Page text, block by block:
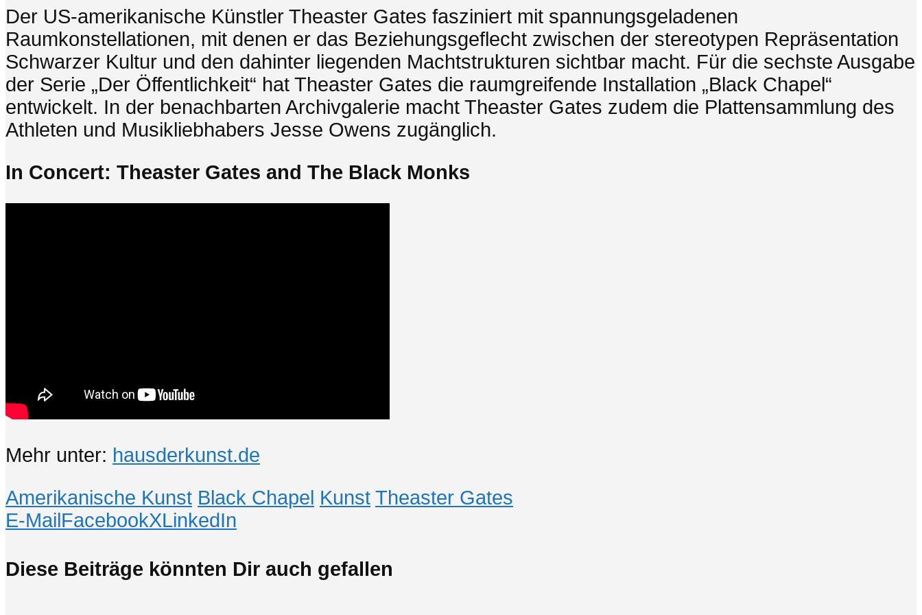
Der US-amerikanische Künstler Theaster Gates fasziniert mit spannungsgeladenen
Raumkonstellationen, mit denen er das Beziehungsgeflecht zwischen der stereotypen Repräsentation
Schwarzer Kultur und den dahinter liegenden Machtstrukturen sichtbar macht. Für die sechste Ausgabe
der Serie „Der Öffentlichkeit“ hat Theaster Gates die raumgreifende Installation „Black Chapel“
entwickelt. In der benachbarten Archivgalerie macht Theaster Gates zudem die Plattensammlung des
Athleten und Musikliebhabers Jesse Owens zugänglich.
In Concert: Theaster Gates and The Black Monks
Mehr unter: hausderkunst.de
Amerikanische Kunst Black Chapel Kunst Theaster Gates
E-MailFacebookXLinkedIn
Diese Beiträge könnten Dir auch gefallen